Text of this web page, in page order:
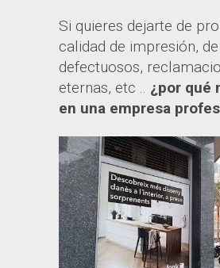
Si quieres dejarte de
calidad de impresión,
defectuosos,
eternas, etc .. ¿por qué
en una empresa